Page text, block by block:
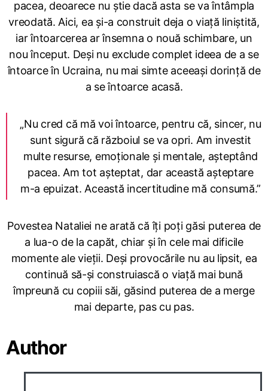
pacea, deoarece nu știe dacă asta se va întâmpla
vreodată. Aici, ea și-a construit deja o viață liniștită,
iar întoarcerea ar însemna o nouă schimbare, un
nou început. Deși nu exclude complet ideea de a se
întoarce în Ucraina, nu mai simte aceeași dorință de
a se întoarce acasă.
„Nu cred că mă voi întoarce, pentru că, sincer, nu
sunt sigură că războiul se va opri. Am investit
multe resurse, emoționale și mentale, așteptând
pacea. Am tot așteptat, dar această așteptare
m-a epuizat. Această incertitudine mă consumă.”
Povestea Nataliei ne arată că îți poți găsi puterea de
a lua-o de la capăt, chiar și în cele mai dificile
momente ale vieții. Deși provocările nu au lipsit, ea
continuă să-și construiască o viață mai bună
împreună cu copiii săi, găsind puterea de a merge
mai departe, pas cu pas.
Author